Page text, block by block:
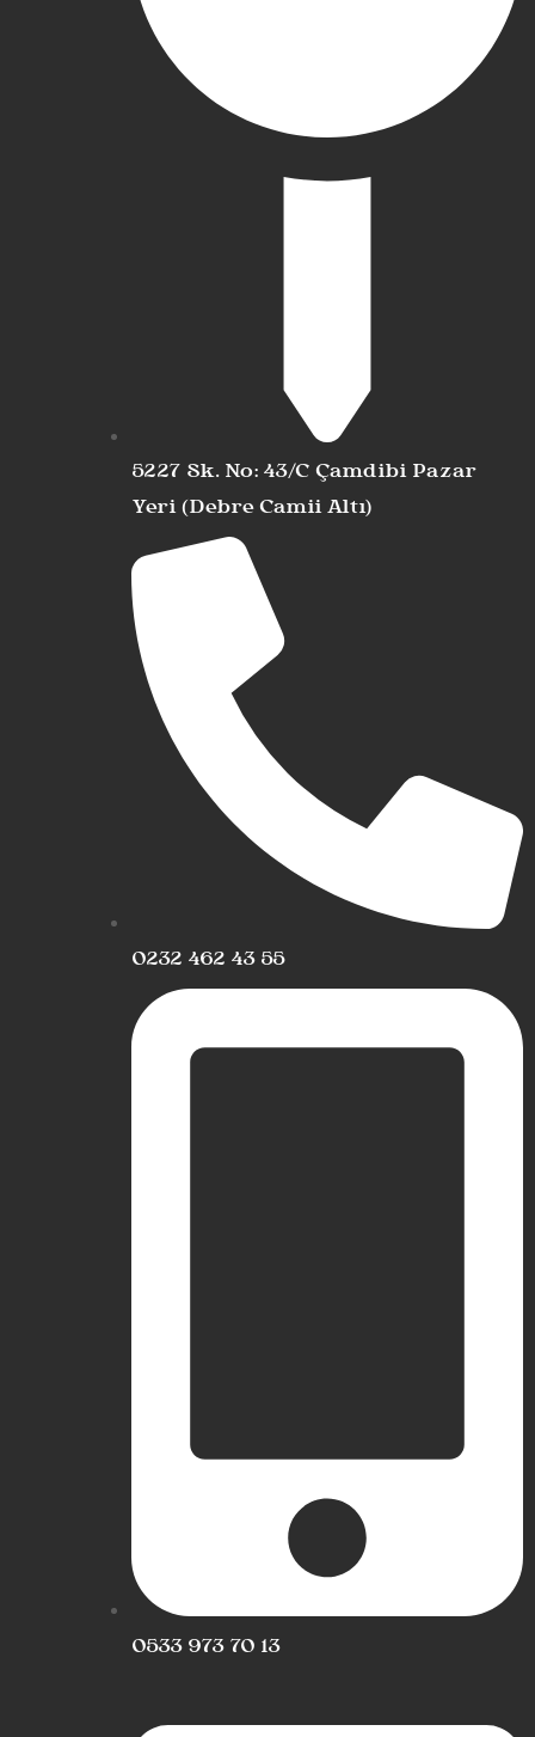
5227 Sk. No: 43/C Çamdibi Pazar
Yeri (Debre Camii Altı)
0232 462 43 55
0533 973 70 13